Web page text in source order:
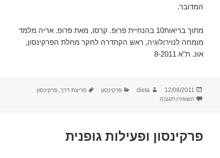
המדובר.
מתוך בריאות10 בהנחיית פרופ. קרסו, מאת פרופ. אריה מלמד
מומחה לנוירולוגיה, ראש הקתדרה לחקר מחלת הפרקינסון,
אונ. ת"א 8-2011
פורסם
בתאריך
12/08/2011 מחבר
dieta קטגוריות
פרקינסון תגיות
פריצת דרך,פרקינסון
השאירו תגובה
פרקינסון ופעילות גופנית